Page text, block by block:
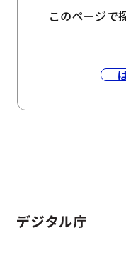
このページで
ホーム